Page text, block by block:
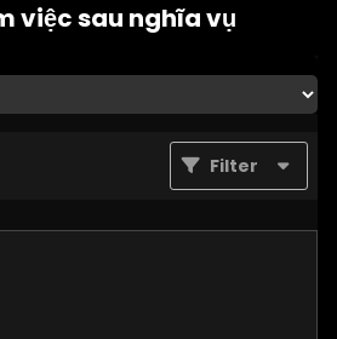
việc sau nghĩa vụ
Filter